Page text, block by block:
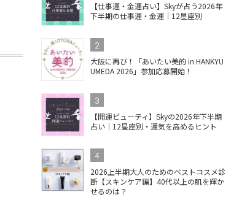
【仕事運・金運占い】Skyが占う2026年
下半期の仕事運・金運｜12星座別
2
大阪に再び！「あいたい美的 in HANKYU
UMEDA 2026」参加応募開始！
3
【開運ビューティ】Skyの2026年下半期
占い｜12星座別・運気を高めるヒント
4
2026上半期大人のためのベストコスメ診
断【スキンケア編】40代以上の肌を輝か
せるのは？